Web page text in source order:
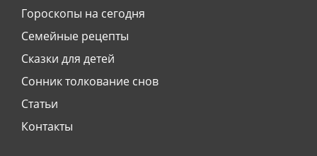
Гороскопы на сегодня
Семейные рецепты
Сказки для детей
Сонник толкование снов
Статьи
Контакты